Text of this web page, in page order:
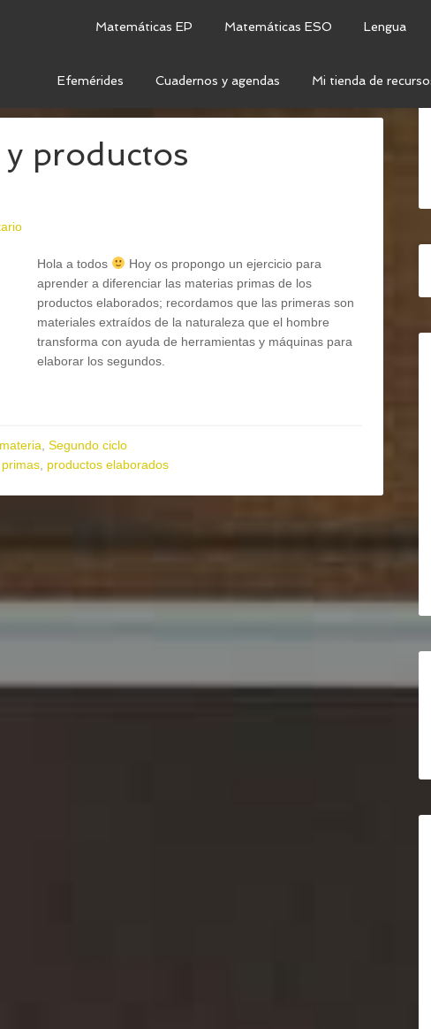
Matemáticas EP Matemáticas ESO Lengua
Efemérides Cuadernos y agendas Mi tienda de
productos
Hola a todos
Hoy os propongo un ejercicio para
aprender a diferenciar las materias primas de los
productos elaborados; recordamos que las primeras son
materiales extraídos de la naturaleza que el hombre
transforma con ayuda de herramientas y máquinas para
elaborar los segundos.
Segundo ciclo
productos elaborados